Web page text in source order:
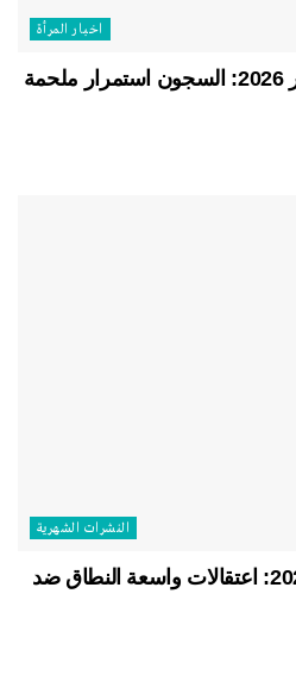
اخبار المرأة
التقرير الشهري – مايو / أيار 2026: السجون استمرار ملحمة
النشرات الشهریة
التقرير الشهري لـ أبريل 2026: اعتقالات واسعة النطاق ضد